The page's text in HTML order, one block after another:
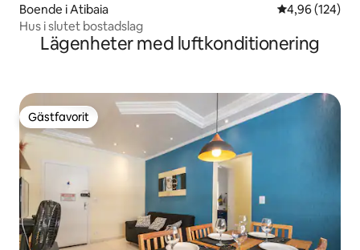
Boende i Atibaia 4,96 av 5 i
4,96 (124)
Hus i slutet bostadslag
Lägenheter med luftkonditionering
Gästfavorit
Gästfavorit